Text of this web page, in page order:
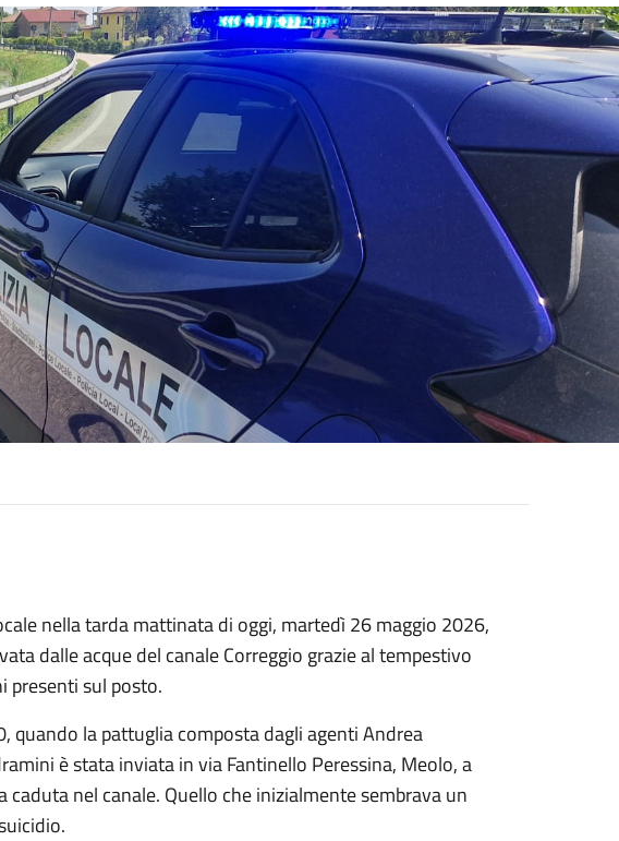
nella tarda mattinata di oggi, martedì 26 maggio 2026,
dalle acque del canale Correggio grazie al tempestivo
presenti sul posto.
quando la pattuglia composta dagli agenti Andrea
è stata inviata in via Fantinello Peressina, Meolo, a
nel canale. Quello che inizialmente sembrava un